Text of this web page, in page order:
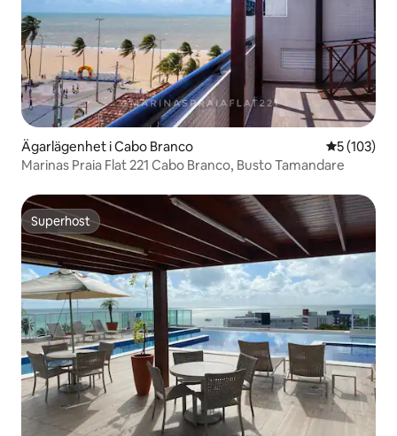
Ägarlägenhet i Cabo Branco 5 av 5 i
5 (103)
Marinas Praia Flat 221 Cabo Branco, Busto Tamandare
Superhost
Superhost